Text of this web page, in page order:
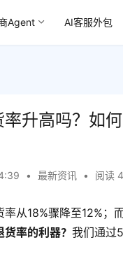
Agent AI客服外包
升高吗？如
• 最新资讯 • 阅读
从18%骤降至12%；
货率的利器？我们通过